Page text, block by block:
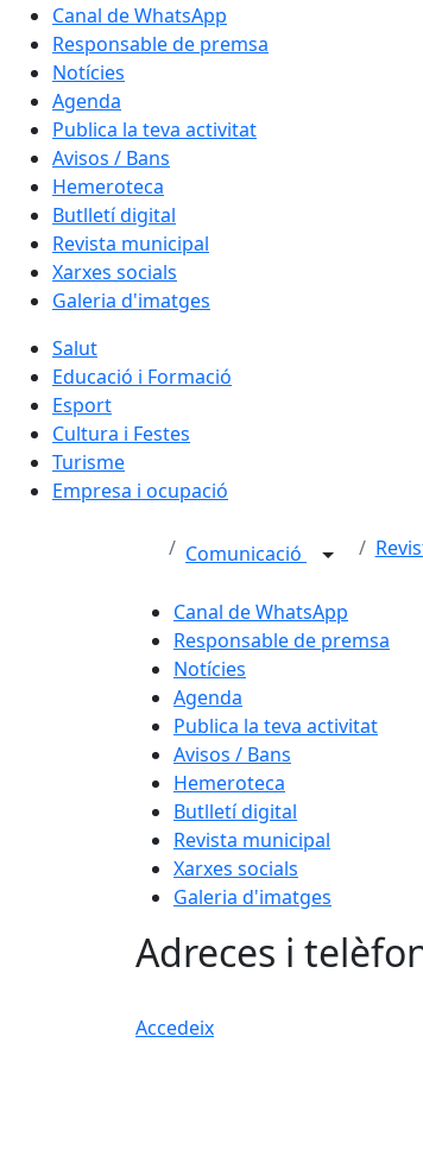
Canal de WhatsApp
Responsable de premsa
Notícies
Agenda
Publica la teva activitat
Avisos / Bans
Hemeroteca
Butlletí digital
Revista municipal
Xarxes socials
Galeria d'imatges
Salut
Educació i Formació
Esport
Cultura i Festes
Turisme
Empresa i ocupació
Comunicació
Canal de WhatsApp
Responsable de premsa
Notícies
Agenda
Publica la teva activitat
Avisos / Bans
Hemeroteca
Butlletí digital
Revista municipal
Xarxes socials
Galeria d'imatges
Adreces i
Accedeix